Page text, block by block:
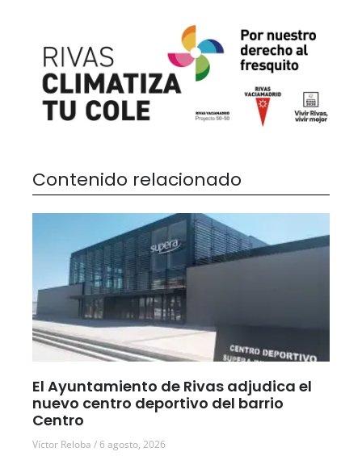
Contenido relacionado
El Ayuntamiento de Rivas adjudica el
nuevo centro deportivo del barrio
Centro
Víctor Reloba 6 agosto, 2026